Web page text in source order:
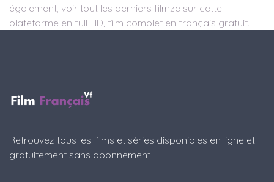
également, voir tout les derniers filmze sur cette
plateforme en full HD, film complet en français gratuit.
Retrouvez tous les films et séries disponibles en ligne et
gratuitement sans abonnement